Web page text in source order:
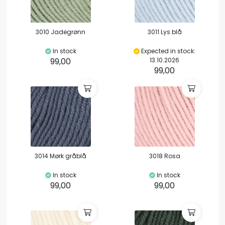
3010 Jadegrønn
In stock
99,00
3011 Lys blå
Expected in stock:
13.10.2026
99,00
3014 Mørk gråblå
In stock
99,00
3018 Rosa
In stock
99,00